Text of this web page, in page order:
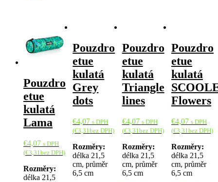
Pouzdro
etue
kulatá
Lama
€4,07 s DPH
(€3,31bez DPH)
Rozměry:
délka 21,5
Pouzdro
etue
kulatá
Grey
dots
€4,07 s DPH
(€3,31bez DPH)
Rozměry:
délka 21,5
cm, průměr
6,5 cm
Pouzdro
etue
kulatá
Triangle
lines
€4,07 s DPH
(€3,31 bez DPH)
Rozměry:
délka 21,5
cm, průměr
6,5 cm
Pouzdro
etue
kulatá
Flowers
€4,07 s DPH
(€3,31 bez DPH)
Rozměry:
délka 21,5
cm, průměr
6,5 cm